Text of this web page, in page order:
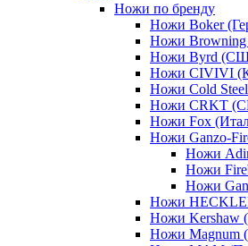
Ножи по бренду
Ножи Boker
Ножи
Ножи Byrd
Ножи CIVIVI
Ножи Cold
Ножи CRKT
Ножи Fox
Ножи Ganzo-
Ножи
Ножи
Ножи
Ножи
Ножи
Ножи Magnum